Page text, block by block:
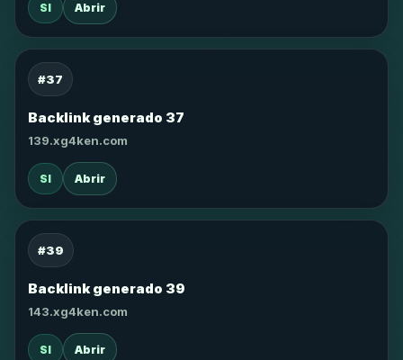
SI Abrir
#37
Backlink generado 37
139.xg4ken.com
SI Abrir
#39
Backlink generado 39
143.xg4ken.com
SI Abrir